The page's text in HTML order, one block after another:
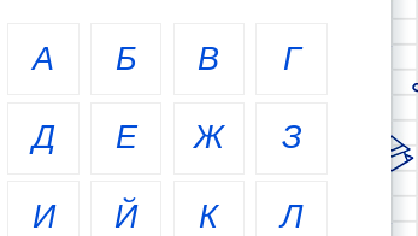
А Б В Г
Д Е Ж З
И Й К Л